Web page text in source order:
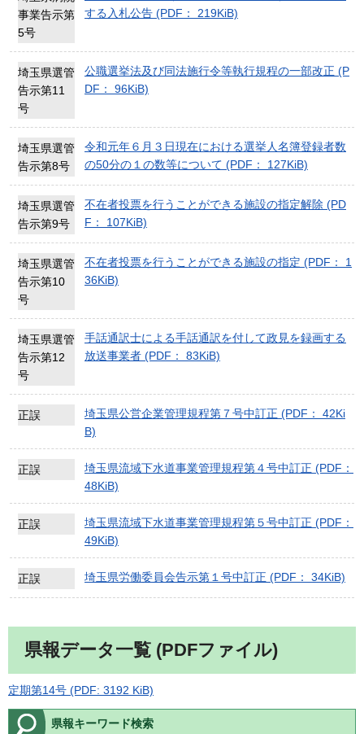
事業告示第
5号
する入札公告 (PDF： 219KiB)
埼玉県選管
告示第11
号
公職選挙法及び同法施行令等執行規程の一部改正 (P
DF： 96KiB)
埼玉県選管
告示第8号
令和元年６月３日現在における選挙人名簿登録者数
の50分の１の数等について (PDF： 127KiB)
埼玉県選管
告示第9号
不在者投票を行うことができる施設の指定解除 (PD
F： 107KiB)
埼玉県選管
告示第10
号
不在者投票を行うことができる施設の指定 (PDF： 1
36KiB)
埼玉県選管
告示第12
号
手話通訳士による手話通訳を付して政見を録画する
放送事業者 (PDF： 83KiB)
正誤
埼玉県公営企業管理規程第７号中訂正 (PDF： 42Ki
B)
正誤
埼玉県流域下水道事業管理規程第４号中訂正 (PDF：
48KiB)
正誤
埼玉県流域下水道事業管理規程第５号中訂正 (PDF：
49KiB)
正誤 埼玉県労働委員会告示第１号中訂正 (PDF： 34KiB)
県報データ一覧 (PDFファイル)
定期第14号 (PDF: 3192 KiB)
県報キーワード検索